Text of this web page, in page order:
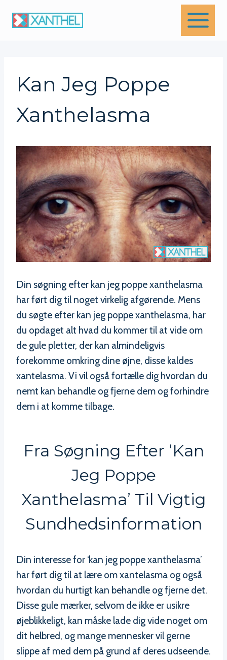
Kan Jeg Poppe
Xanthelasma
Din søgning efter kan jeg poppe xanthelasma
har ført dig til noget virkelig afgørende. Mens
du søgte efter kan jeg poppe xanthelasma, har
du opdaget alt hvad du kommer til at vide om
de gule pletter, der kan almindeligvis
forekomme omkring dine øjne, disse kaldes
xantelasma. Vi vil også fortælle dig hvordan du
nemt kan behandle og fjerne dem og forhindre
dem i at komme tilbage.
Fra Søgning Efter ‘kan
Jeg Poppe
Xanthelasma’ Til Vigtig
Sundhedsinformation
Din interesse for ‘kan jeg poppe xanthelasma’
har ført dig til at lære om xantelasma og også
hvordan du hurtigt kan behandle og fjerne det.
Disse gule mærker, selvom de ikke er usikre
øjeblikkeligt, kan måske lade dig vide noget om
dit helbred, og mange mennesker vil gerne
slippe af med dem på grund af deres udseende.